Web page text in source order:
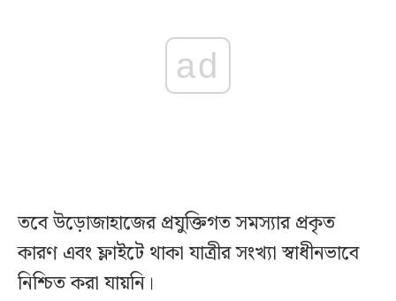
ad
তবে উড়োজাহাজের প্রযুক্তিগত সমস্যার প্রকৃত
কারণ এবং ফ্লাইটে থাকা যাত্রীর সংখ্যা স্বাধীনভাবে
নিশ্চিত করা যায়নি।